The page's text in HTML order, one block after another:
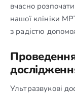
вчасно
нашої клініки
з радістю
Ультразвукові